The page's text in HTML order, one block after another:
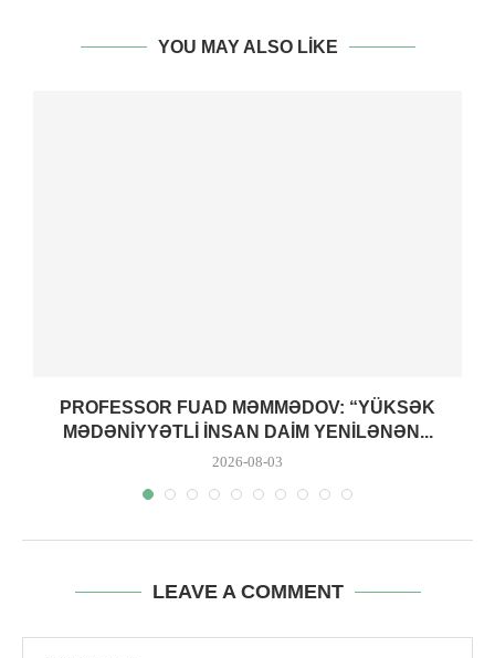
YOU MAY ALSO LIKE
PROFESSOR FUAD MƏMMƏDOV: “YÜKSƏK
MƏDƏNIYYƏTLI INSAN DAIM YENILƏNƏN...
2026-08-03
LEAVE A COMMENT